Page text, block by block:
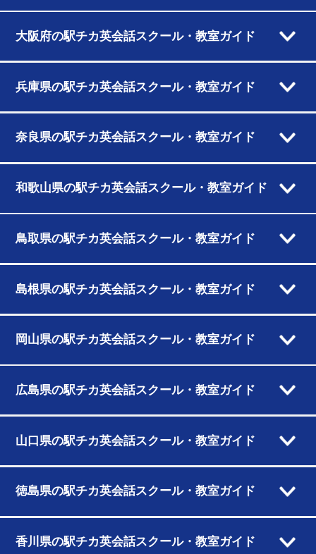
大阪府の駅チカ英会話スクール・教室ガイド
兵庫県の駅チカ英会話スクール・教室ガイド
奈良県の駅チカ英会話スクール・教室ガイド
和歌山県の駅チカ英会話スクール・教室ガイド
鳥取県の駅チカ英会話スクール・教室ガイド
島根県の駅チカ英会話スクール・教室ガイド
岡山県の駅チカ英会話スクール・教室ガイド
広島県の駅チカ英会話スクール・教室ガイド
山口県の駅チカ英会話スクール・教室ガイド
徳島県の駅チカ英会話スクール・教室ガイド
香川県の駅チカ英会話スクール・教室ガイド